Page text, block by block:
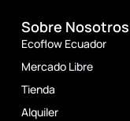
Sobre Nosotros
Ecoflow Ecuador
Mercado Libre
Tienda
Alquiler